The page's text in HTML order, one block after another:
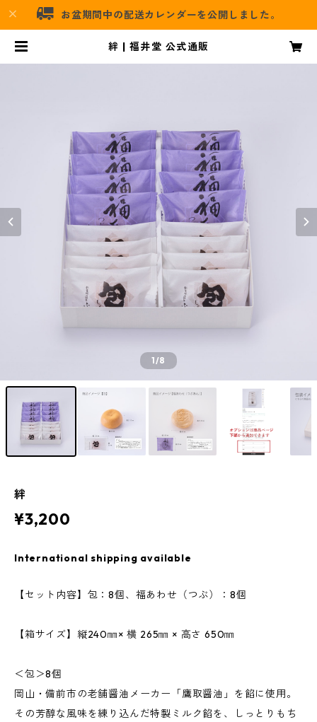
お盆期間中の配送カレンダーを公開しました。
絆 | 福井堂 公式通販
1/8
絆
¥3,200
International shipping available
【セット内容】包：8個、福あわせ（つぶ）：8個
【箱サイズ】縦240㎜× 横 265㎜ × 高さ 650㎜
＜包＞8個
岡山・備前市の老舗醤油メーカー「鷹取醤油」を餡に使用。
その芳醇な風味を練り込んだ特製ミルク餡を、しっとりもち